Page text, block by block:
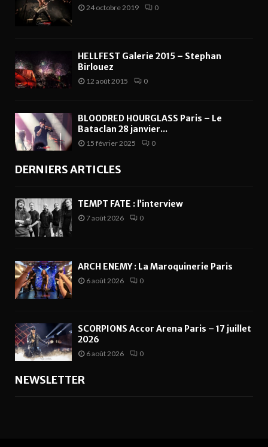
24 octobre 2019 0
HELLFEST Galerie 2015 – Stephan
Birlouez
12 août 2015 0
BLOODRED HOURGLASS Paris – Le
Bataclan 28 janvier...
15 février 2025 0
DERNIERS ARTICLES
TEMPT FATE : l’interview
7 août 2026 0
ARCH ENEMY : La Maroquinerie Paris
6 août 2026 0
SCORPIONS Accor Arena Paris – 17 juillet
2026
6 août 2026 0
NEWSLETTER